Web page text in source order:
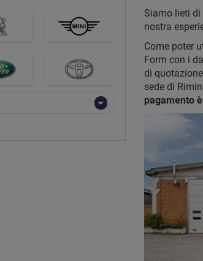
Siamo lieti di
nostra
Come poter
Form con i
di
sede di
pagamento